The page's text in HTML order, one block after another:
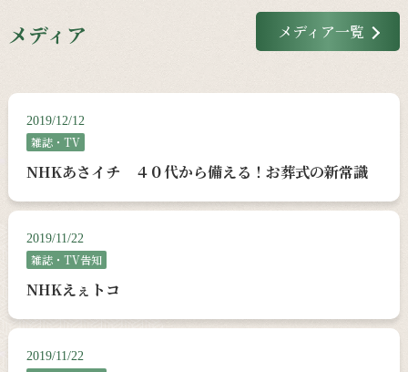
メディア メディア一覧
2019/12/12
雑誌・TV
NHKあさイチ ４０代から備える！お葬式の新常識
2019/11/22
雑誌・TV告知
NHKえぇトコ
2019/11/22